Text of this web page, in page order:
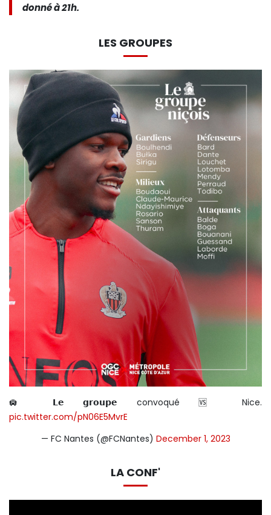
donné à 21h.
LES GROUPES
🛄 𝗟𝗲 𝗴𝗿𝗼𝘂𝗽𝗲 convoqué 🆚 Nice.
pic.twitter.com/pN06E5MvrE
— FC Nantes (@FCNantes) December 1, 2023
LA CONF'